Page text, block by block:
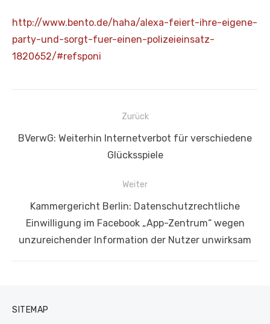
http://www.bento.de/haha/alexa-feiert-ihre-eigene-
party-und-sorgt-fuer-einen-polizeieinsatz-
1820652/#refsponi
Beitragsnavigation
Zurück
Vorheriger
BVerwG: Weiterhin Internetverbot für verschiedene
Glücksspiele
Weiter
Nächster
Beitrag:
Kammergericht Berlin: Datenschutzrechtliche
Einwilligung im Facebook „App-Zentrum“ wegen
unzureichender Information der Nutzer unwirksam
SITEMAP